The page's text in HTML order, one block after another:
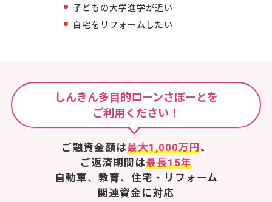
子どもの大学進学が近い
自宅をリフォームしたい
しんきん多目的ローンさぽーとを
ご利用ください！
ご融資金額は最大1,000万円、
ご返済期間は最長15年
自動車、教育、住宅・リフォーム
関連資金に対応